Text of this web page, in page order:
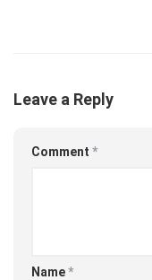
Leave a Reply
Comment *
Name*